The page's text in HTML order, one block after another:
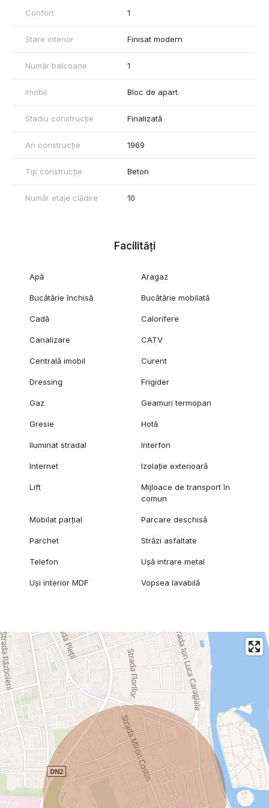
Confort 1
Stare interior Finisat modern
Număr balcoane 1
Imobil Bloc de apart.
Stadiu construcție Finalizată
An construcție 1969
Tip construcție Beton
Număr etaje clădire 10
Facilități
Apă Aragaz
Bucătărie închisă Bucătărie mobilată
Cadă Calorifere
Canalizare CATV
Centrală imobil Curent
Dressing Frigider
Gaz Geamuri termopan
Gresie Hotă
Iluminat stradal Interfon
Internet Izolație exterioară
Lift
Mijloace de transport în
comun
Mobilat parțial Parcare deschisă
Parchet Străzi asfaltate
Telefon Ușă intrare metal
Uși interior MDF Vopsea lavabilă